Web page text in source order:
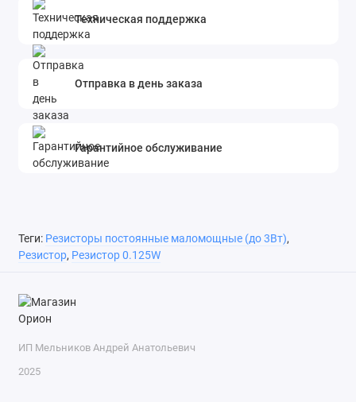
Техническая поддержка
Отправка в день заказа
Гарантийное обслуживание
Теги: Резисторы постоянные маломощные (до 3Вт),
Резистор, Резистор 0.125W
ИП Мельников Андрей Анатольевич
2025